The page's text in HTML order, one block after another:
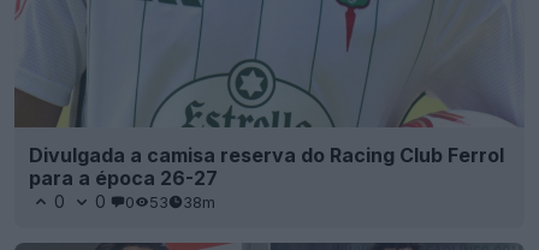
Divulgada a camisa reserva do Racing Club Ferrol
para a época 26-27
0 0 0 53 38m